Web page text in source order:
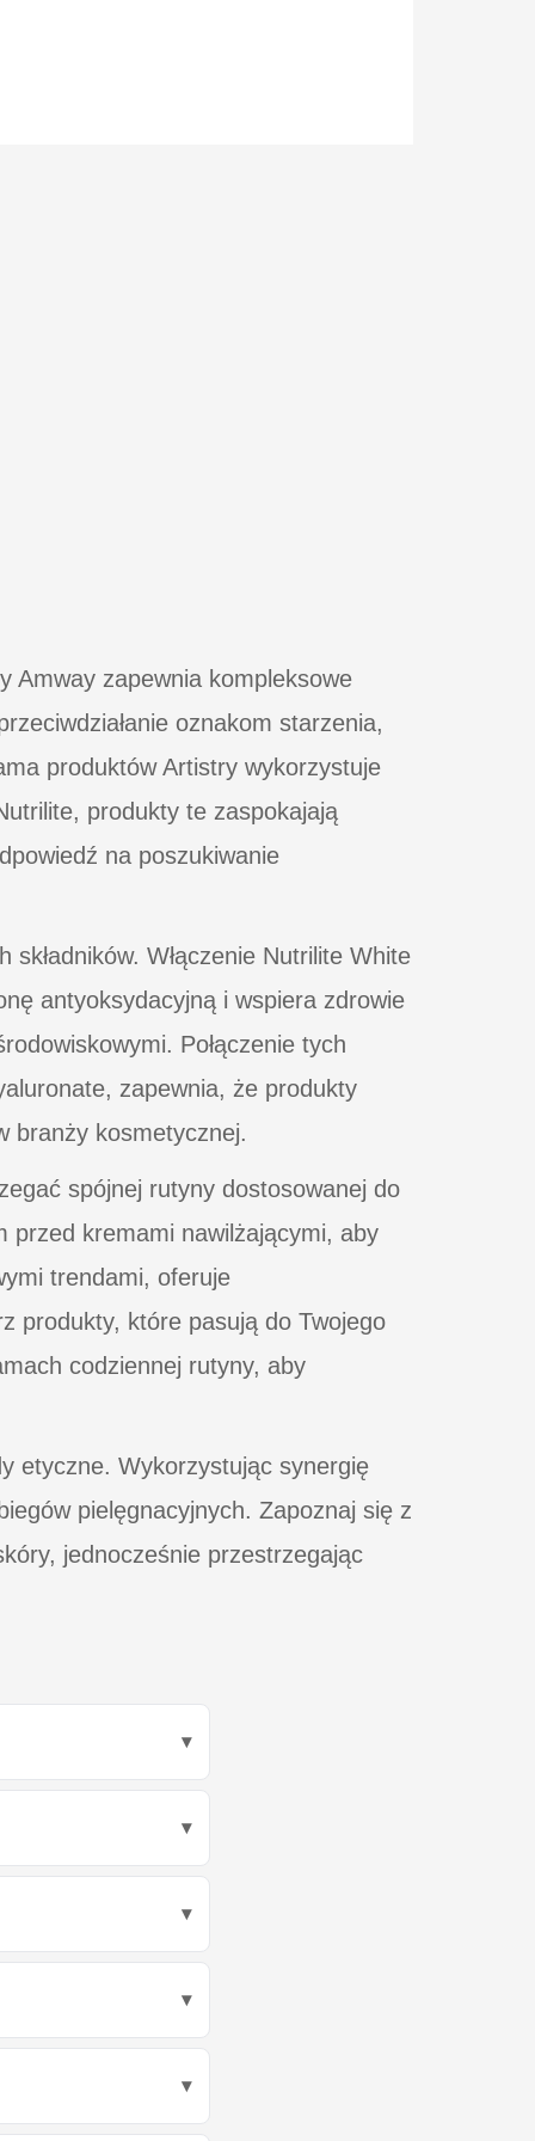
Amway zapewnia kompleksowe
oznakom starzenia,
produktów Artistry wykorzystuje
produkty te zaspokajają
na poszukiwanie
Włączenie Nutrilite White
antyoksydacyjną i wspiera zdrowie
Połączenie tych
zapewnia, że produkty
branży kosmetycznej.
spójnej rutyny dostosowanej do
przed kremami nawilżającymi, aby
trendami, oferuje
produkty, które pasują do Twojego
codziennej rutyny, aby
etyczne. Wykorzystując synergię
pielęgnacyjnych. Zapoznaj się z
jednocześnie przestrzegając